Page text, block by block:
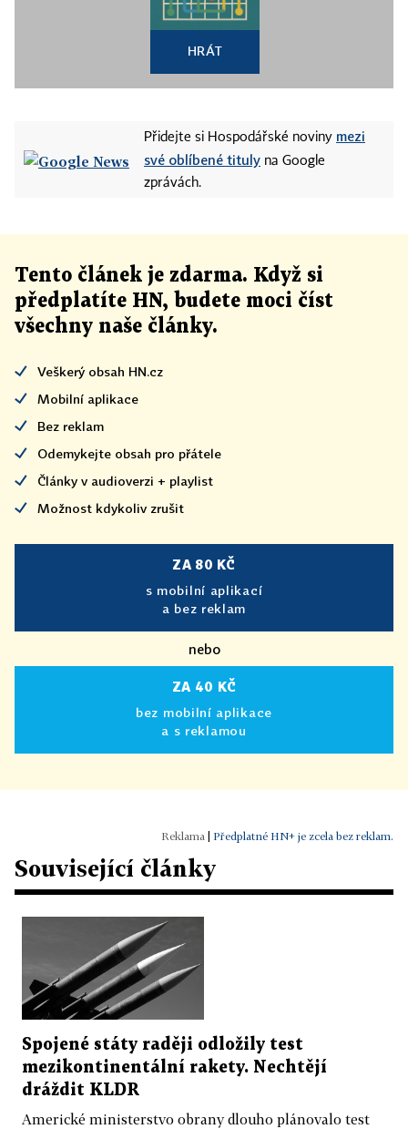
HRÁT
Přidejte si Hospodářské noviny mezi
své oblíbené tituly na Google
zprávách.
Tento článek je zdarma. Když si
předplatíte HN, budete moci číst
všechny naše články.
Veškerý obsah HN.cz
Mobilní aplikace
Bez reklam
Odemykejte obsah pro přátele
Články v audioverzi + playlist
Možnost kdykoliv zrušit
ZA 80 KČ
s mobilní aplikací
a bez reklam
nebo
ZA 40 KČ
bez mobilní aplikace
a s reklamou
Předplatné HN+ je zcela bez reklam.
Související články
Spojené státy raději odložily test
mezikontinentální rakety. Nechtějí
dráždit KLDR
Americké ministerstvo obrany dlouho plánovalo test